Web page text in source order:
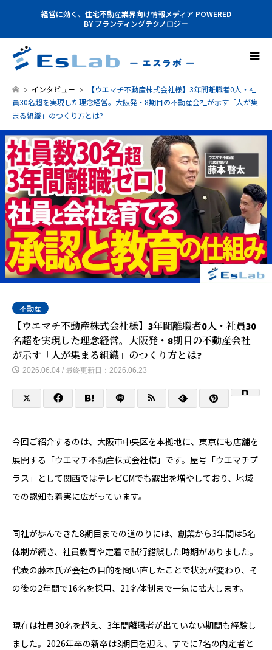
経営に効く、住宅不動産業界向け情報メディア POWERED
BY ブランディングテクノロジー
インタビュー
【ウエマチ不動産株式会社様】3年間離職者0人・社
員30名超を実現した理念経営。大阪発・8期目の不動産会社が示す「人が集
まる組織」のつくり方とは?
不動産
【ウエマチ不動産株式会社様】3年間離職者0人・社員30
名超を実現した理念経営。大阪発・8期目の不動産会社
が示す「人が集まる組織」のつくり方とは?
2026.06.04 / 最終更新日：2026.06.23
今回ご紹介するのは、大阪市中央区を本拠地に、東京にも店舗を
展開する「ウエマチ不動産株式会社様」です。屋号「ウエマチプ
ラス」として関西ではテレビCMでも露出を増やしており、地域
での認知も着実に広がっています。
同社が歩んできた8期目までの道のりには、創業から3年間は5名
体制が続き、社員教育や定着で試行錯誤した時期がありました。
代表の藤本氏が会社の目的を問い直したことで状況が変わり、そ
の後の2年間で16名を採用、21名体制まで一気に拡大します。
現在は社員30名を超え、3年間離職者が出ていない期間も経験し
ました。2026年卒の新卒は3期目を迎え、すでに7名の内定者と